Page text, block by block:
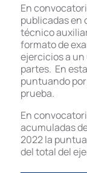
En
publicadas en
técnico
formato de
ejercicios a
partes. En
puntuando
prueba.
En
acumuladas
2022 la
del total del